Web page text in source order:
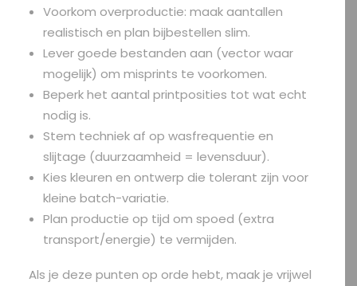
Voorkom overproductie: maak aantallen
realistisch en plan bijbestellen slim.
Lever goede bestanden aan (vector waar
mogelijk) om misprints te voorkomen.
Beperk het aantal printposities tot wat echt
nodig is.
Stem techniek af op wasfrequentie en
slijtage (duurzaamheid = levensduur).
Kies kleuren en ontwerp die tolerant zijn voor
kleine batch-variatie.
Plan productie op tijd om spoed (extra
transport/energie) te vermijden.
Als je deze punten op orde hebt, maak je vrijwel